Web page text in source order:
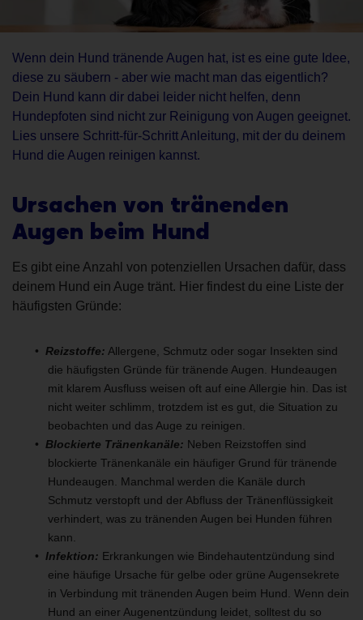
Wenn dein Hund tränende Augen hat, ist es eine gute Idee,
diese zu säubern - aber wie macht man das eigentlich?
Dein Hund kann dir dabei leider nicht helfen, denn
Hundepfoten sind nicht zur Reinigung von Augen geeignet.
Lies unsere Schritt-für-Schritt Anleitung, mit der du deinem
Hund die Augen reinigen kannst.
Ursachen von tränenden
Augen beim Hund
Es gibt eine Anzahl von potenziellen Ursachen dafür, dass
deinem Hund ein Auge tränt. Hier findest du eine Liste der
häufigsten Gründe:
Reizstoffe: Allergene, Schmutz oder sogar Insekten sind
die häufigsten Gründe für tränende Augen. Hundeaugen
mit klarem Ausfluss weisen oft auf eine Allergie hin. Das ist
nicht weiter schlimm, trotzdem ist es gut, die Situation zu
beobachten und das Auge zu reinigen.
Blockierte Tränenkanäle: Neben Reizstoffen sind
blockierte Tränenkanäle ein häufiger Grund für tränende
Hundeaugen. Manchmal werden die Kanäle durch
Schmutz verstopft und der Abfluss der Tränenflüssigkeit
verhindert, was zu tränenden Augen bei Hunden führen
kann.
Infektion: Erkrankungen wie Bindehautentzündung sind
eine häufige Ursache für gelbe oder grüne Augensekrete
in Verbindung mit tränenden Augen beim Hund. Wenn dein
Hund an einer Augenentzündung leidet, solltest du so